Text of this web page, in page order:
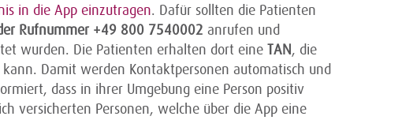
in die App einzutragen. Dafür sollten die Patienten
Rufnummer +49 800 7540002 anrufen und
wurden. Die Patienten erhalten dort eine TAN , die
Damit werden Kontaktpersonen automatisch und
dass in ihrer Umgebung eine Person positiv
versicherten Personen, welche über die App eine